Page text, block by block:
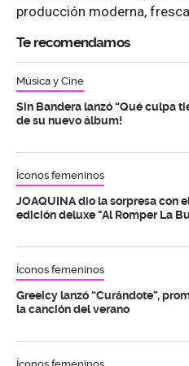
producción moderna,
Te recomendamos
Música y Cine
Sin Bandera lanzó “Qué culpa
de su nuevo álbum!
Íconos femeninos
JOAQUINA dio la sorpresa con
edición deluxe "Al Romper La
Íconos femeninos
Greeicy lanzó “Curándote”,
la canción del verano